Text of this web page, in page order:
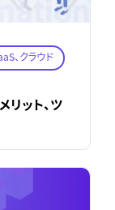
、クラウド
ット、ツ